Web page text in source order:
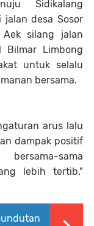
Sidikalang
jalan desa Sosor
silang jalan
Bilmar Limbong
untuk selalu
bersama.
arus lalu
dampak positif
sama
lebih tertib."